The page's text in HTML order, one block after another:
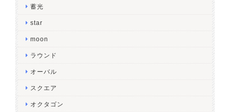
蓄光
star
moon
ラウンド
オーバル
スクエア
オクタゴン